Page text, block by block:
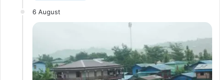
6 August